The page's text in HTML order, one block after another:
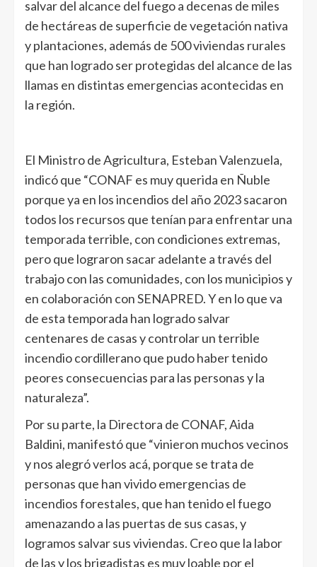
salvar del alcance del fuego a decenas de miles
de hectáreas de superficie de vegetación nativa
y plantaciones, además de 500 viviendas rurales
que han logrado ser protegidas del alcance de las
llamas en distintas emergencias acontecidas en
la región.
El Ministro de Agricultura, Esteban Valenzuela,
indicó que “CONAF es muy querida en Ñuble
porque ya en los incendios del año 2023 sacaron
todos los recursos que tenían para enfrentar una
temporada terrible, con condiciones extremas,
pero que lograron sacar adelante a través del
trabajo con las comunidades, con los municipios y
en colaboración con SENAPRED. Y en lo que va
de esta temporada han logrado salvar
centenares de casas y controlar un terrible
incendio cordillerano que pudo haber tenido
peores consecuencias para las personas y la
naturaleza”.
Por su parte, la Directora de CONAF, Aida
Baldini, manifestó que “vinieron muchos vecinos
y nos alegró verlos acá, porque se trata de
personas que han vivido emergencias de
incendios forestales, que han tenido el fuego
amenazando a las puertas de sus casas, y
logramos salvar sus viviendas. Creo que la labor
de las y los brigadistas es muy loable por el